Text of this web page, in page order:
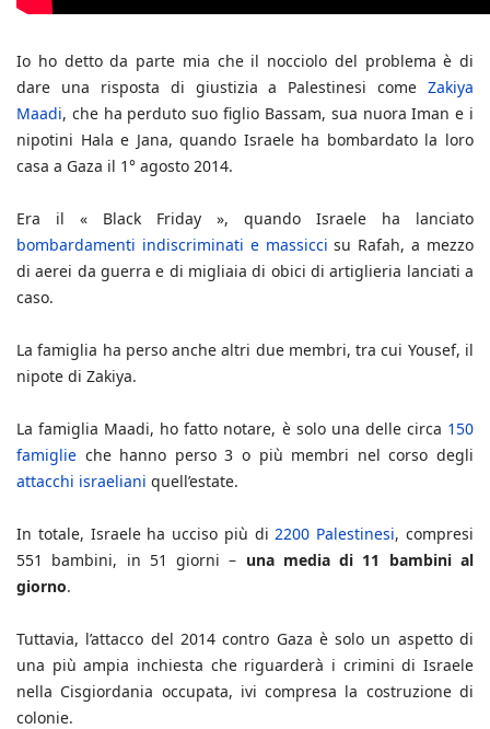
Io ho detto da parte mia che il nocciolo del problema è di
dare una risposta di giustizia a Palestinesi come Zakiya
Maadi, che ha perduto suo figlio Bassam, sua nuora Iman e i
nipotini Hala e Jana, quando Israele ha bombardato la loro
casa a Gaza il 1° agosto 2014.
Era il « Black Friday », quando Israele ha lanciato
bombardamenti indiscriminati e massiccisu Rafah, a mezzo
di aerei da guerra e di migliaia di obici di artiglieria lanciati a
caso.
La famiglia ha perso anche altri due membri, tra cui Yousef, il
nipote di Zakiya.
La famiglia Maadi, ho fatto notare, è solo una delle circa 150
famiglie che hanno perso 3 o più membri nel corso degli
attacchi israeliani quell’estate.
In totale, Israele ha ucciso più di 2200 Palestinesi, compresi
551 bambini, in 51 giorni – una media di 11 bambini al
giorno.
Tuttavia, l’attacco del 2014 contro Gaza è solo un aspetto di
una più ampia inchiesta che riguarderà i crimini di Israele
nella Cisgiordania occupata, ivi compresa la costruzione di
colonie.